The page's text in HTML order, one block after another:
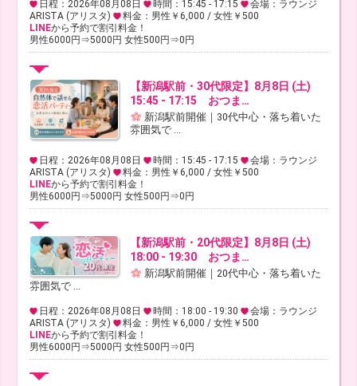
日程：2026年08月08日 時間：15:45 - 17:15
会場：ラウンジ
ARISTA (アリスタ)
料金：男性￥6,000 / 女性￥500
LINEから予約で割引料金！
男性6000円⇒5000円 女性500円⇒0円
【新潟駅前・30代限定】8月8日 (土)
15:45 - 17:15 おつま…
新潟駅前開催｜30代中心・落ち着いた
雰囲気で ...
日程：2026年08月08日 時間：15:45 - 17:15
会場：ラウンジ
ARISTA (アリスタ)
料金：男性￥6,000 / 女性￥500
LINEから予約で割引料金！
男性6000円⇒5000円 女性500円⇒0円
【新潟駅前・20代限定】8月8日 (土)
18:00 - 19:30 おつま…
新潟駅前開催｜20代中心・落ち着いた
雰囲気で ...
日程：2026年08月08日 時間：18:00 - 19:30
会場：ラウンジ
ARISTA (アリスタ)
料金：男性￥6,000 / 女性￥500
LINEから予約で割引料金！
男性6000円⇒5000円 女性500円⇒0円